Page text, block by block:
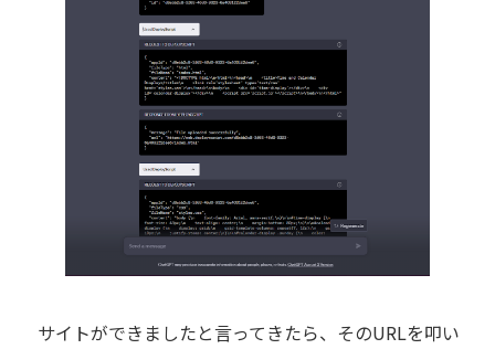
サイトができましたと言ってきたら、そのURLを叩い